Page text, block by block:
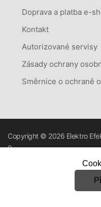
Doprava a platba e-
Kontakt
Autorizované servisy
Zásady ochrany
Směrnice o ochraně
Copyright © 2026 Elektro
o.